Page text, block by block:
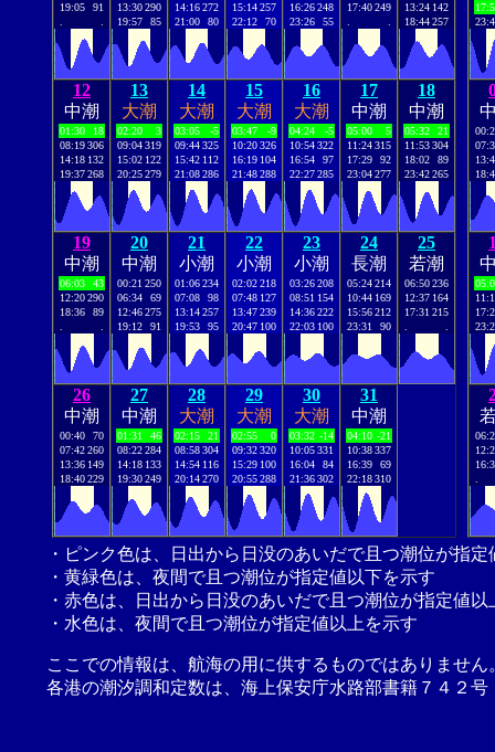
19:05
91
13:30290
19:57
85
14:16272
21:00
80
15:14257
22:12
70
16:26248
23:26
55
17:40249
13:24 142
18:44257
12
中潮
01:30
18
08:19306
14:18 132
19:37268
13
大潮
02:20
3
09:04319
15:02 122
20:25279
14
大潮
03:05
-5
09:44325
15:42 112
21:08286
15
大潮
03:47
-9
10:20326
16:19 104
21:48288
16
大潮
04:24
-5
10:54322
16:54
97
22:27285
17
中潮
05:00
5
11:24315
17:29
92
23:04277
18
中潮
05:32
21
11:53304
18:02
89
23:42265
19
中潮
06:03
43
12:20290
18:36
89
20
中潮
00:21 250
06:34
69
12:46275
19:12
91
21
小潮
01:06234
07:08
98
13:14257
19:53
95
22
小潮
02:02218
07:48 127
13:47239
20:47 100
23
小潮
03:26208
08:51 154
14:36222
22:03 100
24
長潮
05:24214
10:44 169
15:56212
23:31
90
25
若潮
06:50236
12:37 164
17:31 215
26
中潮
00:40
70
07:42260
13:36 149
18:40229
27
中潮
01:31
46
08:22284
14:18 133
19:30249
28
大潮
02:15
21
08:58304
14:54 116
20:14270
29
大潮
02:55
0
09:32320
15:29 100
20:55288
30
大潮
03:32 -14
10:05331
16:04
84
21:36302
31
中潮
04:10 -21
10:38337
16:39
69
22:18310
・ピンク色は、日出から日没のあいだで且つ潮位が指
・黄緑色は、夜間で且つ潮位が指定値以下を示す
・赤色は、日出から日没のあいだで且つ潮位が指定値以
・水色は、夜間で且つ潮位が指定値以上を示す
ここでの情報は、航海の用に供するものではありませ
各港の潮汐調和定数は、海上保安庁水路部書籍７４２